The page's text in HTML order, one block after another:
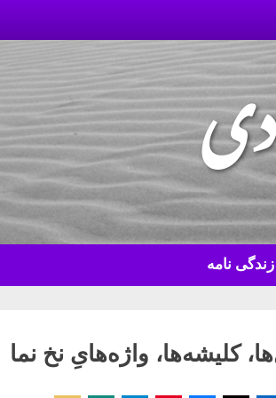
زندگی نامه
کلیشه‌ها، واژه‌هایِ نخ نما
دولت‌آبادی